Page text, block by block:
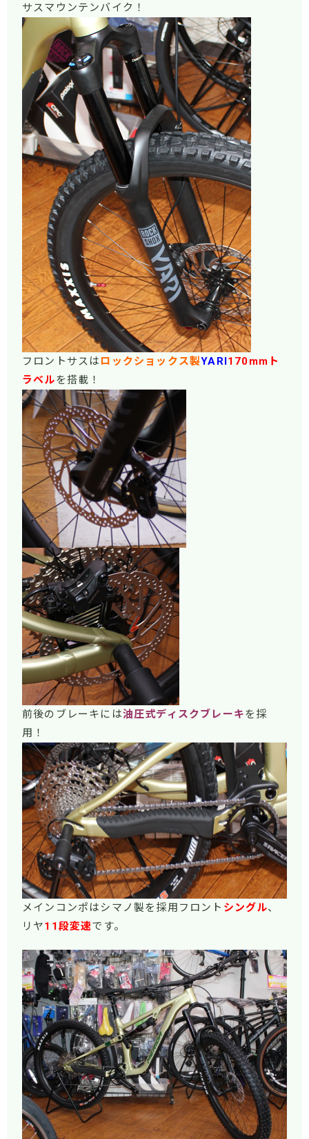
サスマウンテンバイク！
フロントサスは ロックショックス製YARI170mmト
ラベルを搭載！
前後のブレーキには油圧式ディスクブレーキを採
用！
メインコンポはシマノ製を採用フロント シングル、
リヤ11段変速です。